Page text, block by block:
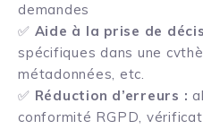
demandes
✅ Aide à la prise de
spécifiques dans une
métadonnées, etc.
✅ Réduction d’erreurs :
conformité RGPD,